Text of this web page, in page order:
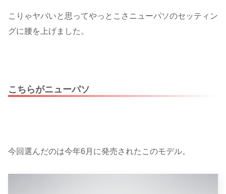
こりゃヤバいと思ってやっとこさニューパソのセッティン
グに腰を上げました。
こちらがニューパソ
今回選んだのは今年6月に発売されたこのモデル。